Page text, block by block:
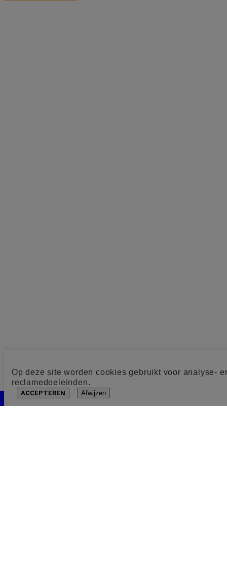
Op deze site worden cookies gebruikt voor analyse-
reclamedoeleinden.
ACCEPTEREN Afwijzen
Cookie toestemming